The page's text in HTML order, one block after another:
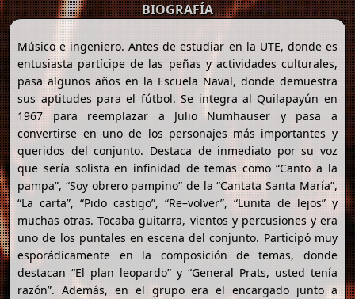
BIOGRAFÍA
Músico e ingeniero. Antes de estudiar en la UTE, donde es
entusiasta partícipe de las peñas y actividades culturales,
pasa algunos años en la Escuela Naval, donde demuestra
sus aptitudes para el fútbol. Se integra al Quilapayún en
1967 para reemplazar a Julio Numhauser y pasa a
convertirse en uno de los personajes más importantes y
queridos del conjunto. Destaca de inmediato por su voz
que sería solista en infinidad de temas como “Canto a la
pampa”, “Soy obrero pampino” de la “Cantata Santa María”,
“La carta”, “Pido castigo”, “Re–volver”, “Lunita de lejos” y
muchas otras. Tocaba guitarra, vientos y percusiones y era
uno de los puntales en escena del conjunto. Participó muy
esporádicamente en la composición de temas, donde
destacan “El plan leopardo” y “General Prats, usted tenía
razón”. Además, en el grupo era el encargado junto a